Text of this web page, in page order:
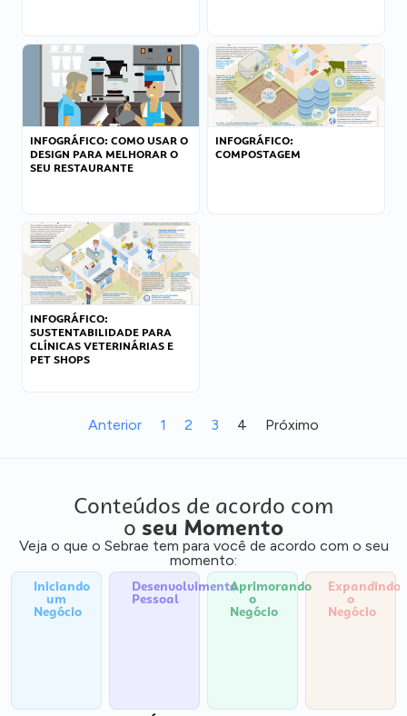
INFOGRÁFICO: COMO USAR O
DESIGN PARA MELHORAR O
SEU RESTAURANTE
INFOGRÁFICO:
COMPOSTAGEM
INFOGRÁFICO:
SUSTENTABILIDADE PARA
CLÍNICAS VETERINÁRIAS E
PET SHOPS
Anterior 1 2 3 4 Próximo
Conteúdos de acordo com
o seu Momento
Veja o que o Sebrae tem para você de acordo com o seu
momento:
Iniciando
um
Negócio
Desenvolvimento
Pessoal
Aprimorando
o
Negócio
Expandindo
o
Negócio